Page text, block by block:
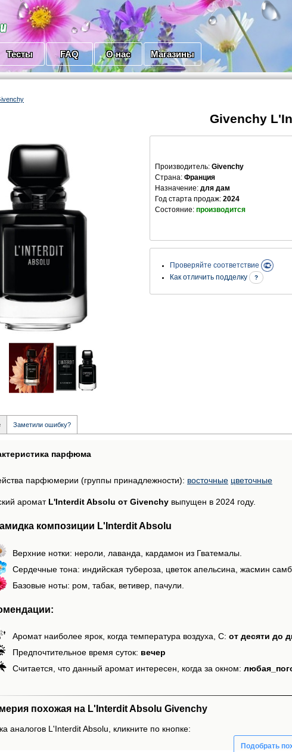
Тесты FAQ О нас Магазины
Givenchy
Производитель: Givenchy
Страна: Франция
Назначение: для дам
Год старта продаж: 2024
Состояние: производится
Проверяйте соответствие
Как отличить подделку
?
Заметили ошибку?
парфюма
парфюмерии (группы принадлежности): восточные цветочные
аромат L'Interdit Absolu от Givenchy выпущен в 2024 году.
композиции L'Interdit Absolu
Верхние нотки: нероли, лаванда, кардамон из Гватемалы.
Сердечные тона: индийская тубероза, цветок апельсина, жасмин
Базовые ноты: ром, табак, ветивер, пачули.
Аромат наиболее ярок, когда температура воздуха, С: от десяти до
Предпочтительное время суток: вечер
Считается, что данный аромат интересен, когда за окном:
похожая на L'Interdit Absolu Givenchy
аналогов L'Interdit Absolu, кликните по кнопке:
Подобрать